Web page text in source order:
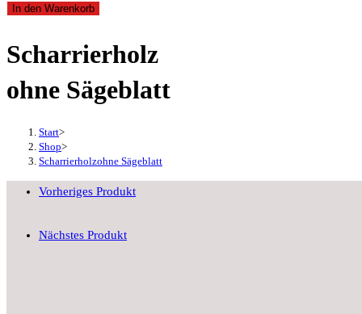
Sägeblatt
In den Warenkorb
Scharrierholz
ohne Sägeblatt
Start>
Shop>
Scharrierholzohne Sägeblatt
Vorheriges Produkt
Nächstes Produkt